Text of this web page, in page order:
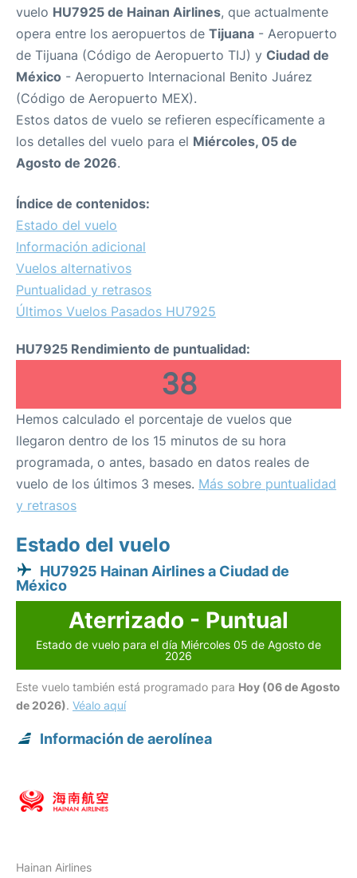
vuelo HU7925 de Hainan Airlines, que actualmente
opera entre los aeropuertos de Tijuana - Aeropuerto
de Tijuana (Código de Aeropuerto TIJ) y Ciudad de
México - Aeropuerto Internacional Benito Juárez
(Código de Aeropuerto MEX).
Estos datos de vuelo se refieren específicamente a
los detalles del vuelo para el Miércoles, 05 de
Agosto de 2026.
Índice de contenidos:
Estado del vuelo
Información adicional
Vuelos alternativos
Puntualidad y retrasos
Últimos Vuelos Pasados HU7925
HU7925 Rendimiento de puntualidad:
38
Hemos calculado el porcentaje de vuelos que
llegaron dentro de los 15 minutos de su hora
programada, o antes, basado en datos reales de
vuelo de los últimos 3 meses. Más sobre puntualidad
y retrasos
Estado del vuelo
HU7925 Hainan Airlines a Ciudad de
México
Aterrizado - Puntual
Estado de vuelo para el día Miércoles 05 de Agosto de
2026
Este vuelo también está programado para Hoy (06 de Agosto
de 2026). Véalo aquí
Información de aerolínea
Hainan Airlines